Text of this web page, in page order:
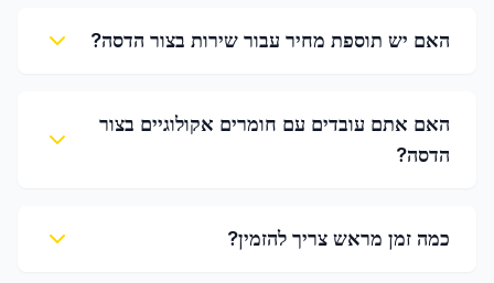
האם יש תוספת מחיר עבור שירות בצור הדסה?
האם אתם עובדים עם חומרים אקולוגיים בצור
הדסה?
כמה זמן מראש צריך להזמין?